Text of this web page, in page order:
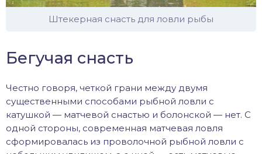
Штекерная снасть для ловли рыбы
Бегучая снасть
Честно говоря, четкой грани между двумя
существенными способами рыбной ловли с
катушкой — матчевой снастью и болонской — нет. С
одной стороны, современная матчевая ловля
сформировалась из проволочной рыбной ловли с